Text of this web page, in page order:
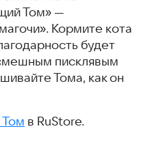
Том» —
Кормите кота
будет
писклявым
Тома, как он
в RuStore.